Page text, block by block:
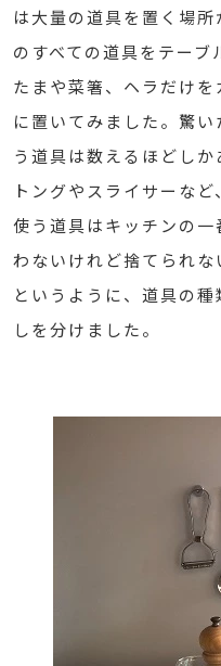
は大量の道具を置く場
のすべての道具をテー
たまや菜箸、ヘラだけ
に置いてみました。驚
う道具は数えるほどし
トングやスライサーな
使う道具はキッチンの
わないけれど捨てられな
というように、道具の
しを分けました。